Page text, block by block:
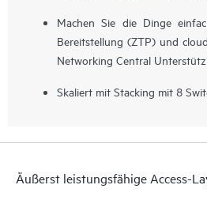
Machen Sie die Dinge
Bereitstellung (ZTP) und
Networking Central
Skaliert mit Stacking mit 8
Äußerst leistungsfähige Access-